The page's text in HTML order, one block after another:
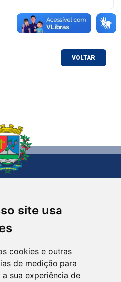
site usa
cookies e outras
de medição para
a sua experiência de
VOLTAR
11h30min (manhã);